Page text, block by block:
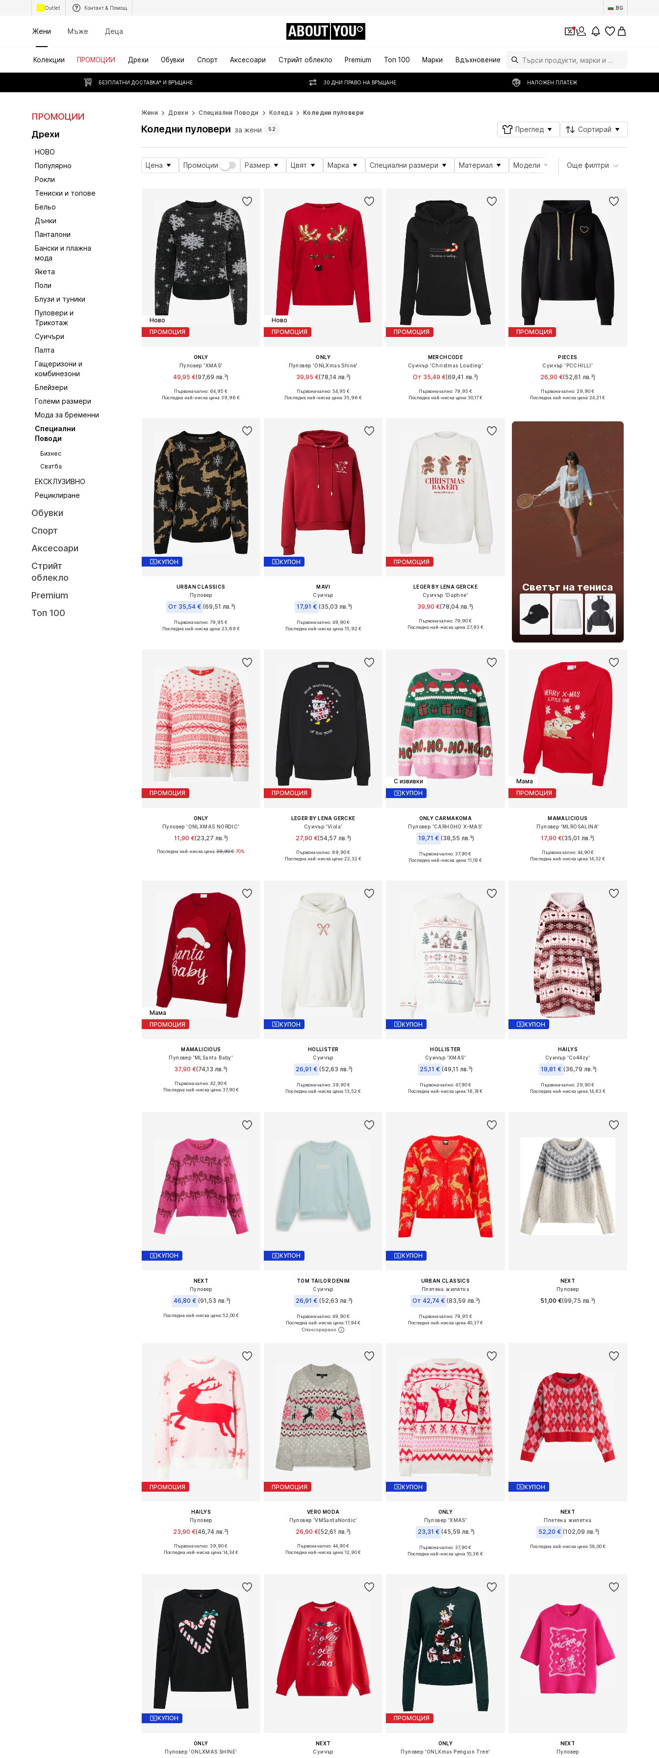
Outlet Контакт & Помощ BG
Жени Мъже Деца ABOUT YOU 1
Колекции ПРОМОЦИИ Дрехи Обувки Спорт Аксесоари Стрийт облекло Premium Топ 100 Марки Вдъхновение
БЕЗПЛАТНИ ДОСТАВКА* И ВРЪЩАНЕ 30 ДНИ ПРАВО НА ВРЪЩАНЕ НАЛОЖЕН ПЛАТЕЖ
ПРОМОЦИИ
Дрехи
НОВО
Популярно
Рокли
Тениски и топове
Бельо
Дънки
Панталони
Бански и плажна
мода
Якета
Поли
Блузи и туники
Пуловери и
Трикотаж
Суичъри
Палта
Гащеризони и
комбинезони
Блейзери
Големи размери
Мода за бременни
Специални
Поводи
Бизнес
Сватба
ЕКСКЛУЗИВНО
Рециклиране
Обувки
Спорт
Аксесоари
Стрийт
облекло
Premium
Топ 100
Жени Дрехи Специални Поводи Коледа Коледни пуловери
Коледни пуловери за жени 52 Преглед Сортирай
Цена Промоции Размер Цвят Марка Специални размери Материал Модели Атрибути на продукта
Още филтри
Ново
ПРОМОЦИЯ
ONLY
Пуловер 'XMAS'
49,95 €(97,69 лв.³)
Налични размери: S, M, L
Първоначално: 64,95 €
Последна най-ниска цена:39,96 €
Ново
ПРОМОЦИЯ
ONLY
Пуловер 'ONLXmas Shine'
39,95 €(78,14 лв.³)
+ 1
Налични размери: XS, S, M, L
Първоначално: 54,95 €
Последна най-ниска цена:35,96 €
ПРОМОЦИЯ
MERCHCODE
Суичър 'Christmas Loading'
От 35,49 €(69,41 лв.³)
Налични размери: S, M, L, XL, XXXL
Първоначално: 79,95 €
Последна най-ниска цена:30,17 €
ПРОМОЦИЯ
PIECES
Суичър 'PCCHILLI'
26,90 €(52,61 лв.³)
Налични размери: XS, S, M, L, XL
Първоначално: 29,90 €
Последна най-ниска цена:24,21 €
КУПОН
URBAN CLASSICS
Пуловер
От 35,54 € (69,51 лв.³)
Предлага се в много размери
Първоначално: 79,95 €
Последна най-ниска цена:23,69 €
КУПОН
MAVI
Суичър
17,91 € (35,03 лв.³)
Налични размери: XS, S, M, L, XL
Първоначално: 49,90 €
Последна най-ниска цена:15,92 €
ПРОМОЦИЯ
LEGER BY LENA GERCKE
Суичър 'Daphne'
39,90 €(78,04 лв.³)
Налични размери: XS, S, M, L, XL, XXL
Първоначално: 79,90 €
Последна най-ниска цена:27,93 €
Светът на тениса
ПРОМОЦИЯ
ONLY
Пуловер 'ONLXMAS NORDIC'
11,90 €(23,27 лв.³)
Налични размери: XS, S, M, L, XL
Последна най-ниска цена:39,90 €-70%
ПРОМОЦИЯ
LEGER BY LENA GERCKE
Суичър 'Viola'
27,90 €(54,57 лв.³)
Налични размери: XS, S, M, L, XL, XXL
Първоначално: 69,90 €
Последна най-ниска цена:22,32 €
С извивки
КУПОН
ONLY CARMAKOMA
Пуловер 'CARHOHO X-MAS'
19,71 € (38,55 лв.³)
Налични размери: XXL, 4XL, 6XL
Първоначално: 37,90 €
Последна най-ниска цена:11,16 €
Мама
ПРОМОЦИЯ
MAMALICIOUS
Пуловер 'MLROSALINA'
17,90 €(35,01 лв.³)
Налични размери: XS, S, M, L, XL
Първоначално: 44,90 €
Последна най-ниска цена:14,32 €
Мама
ПРОМОЦИЯ
MAMALICIOUS
Пуловер 'MLSanta Baby'
37,90 €(74,13 лв.³)
Налични размери: XS, S, M, L
Първоначално: 42,90 €
Последна най-ниска цена:37,90 €
КУПОН
HOLLISTER
Суичър
26,91 € (52,63 лв.³)
Налични размери: S, M
Първоначално: 39,90 €
Последна най-ниска цена:13,52 €
КУПОН
HOLLISTER
Суичър 'XMAS'
25,11 € (49,11 лв.³)
Налични размери: S, M
Първоначално: 47,90 €
Последна най-ниска цена:16,74 €
КУПОН
HAILYS
Суичър 'Co44zy'
18,81 € (36,79 лв.³)
Налични размери: M-L
Първоначално: 29,90 €
Последна най-ниска цена:14,63 €
КУПОН
NEXT
Пуловер
46,80 € (91,53 лв.³)
Налични размери: S-M
Последна най-ниска цена:52,00 €
КУПОН
TOM TAILOR DENIM
Суичър
26,91 € (52,63 лв.³)
Налични размери: M, XL
Добави в кошницата
Първоначално: 49,90 €
Последна най-ниска цена:17,94 €
КУПОН
URBAN CLASSICS
Плетена жилетка
От 42,74 € (83,59 лв.³)
Налични размери: XS, S, XL, 4XL, 5XL
Първоначално: 79,95 €
Последна най-ниска цена:40,37 €
NEXT
Пуловер
51,00 €(99,75 лв.³)
ПРОМОЦИЯ
HAILYS
Пуловер
23,90 €(46,74 лв.³)
Налични размери: M-L
Първоначално: 39,90 €
Последна най-ниска цена:14,34 €
ПРОМОЦИЯ
VERO MODA
Пуловер 'VMSantaNordic'
26,90 €(52,61 лв.³)
Налични размери: XS, S
Първоначално: 44,90 €
Последна най-ниска цена:12,90 €
КУПОН
ONLY
Пуловер 'XMAS'
23,31 € (45,59 лв.³)
Налични размери: XS, XL
Първоначално: 37,90 €
Последна най-ниска цена:10,36 €
КУПОН
NEXT
Плетена жилетка
52,20 € (102,09 лв.³)
Налични размери: 4XL-5XL
Последна най-ниска цена:58,00 €
КУПОН
ONLY
Пуловер 'ONLXMAS SHINE'
NEXT
Суичър
ПРОМОЦИЯ
ONLY
Пуловер 'ONLXmas Penguin Tree'
NEXT
Пуловер